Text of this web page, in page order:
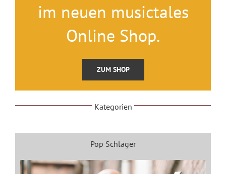
im neuen musictales
Online Shop.
ZUM SHOP
Kategorien
Pop Schlager